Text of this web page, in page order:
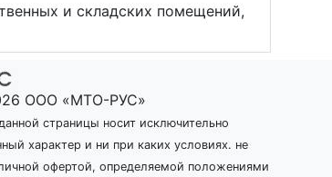
и складских помещений,
ООО «МТО-РУС»
страницы носит исключительно
характер и ни при каких условиях. не
офертой, определяемой положениями